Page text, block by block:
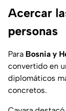
Acercar
personas
Para Bosnia y
convertido en
diplomáticos
concretos.